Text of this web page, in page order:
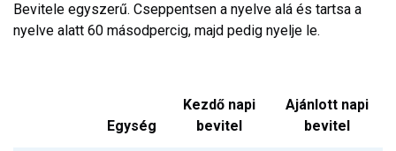
Bevitele egyszerű. Cseppentsen a nyelve alá és tartsa a
nyelve alatt 60 másodpercig, majd pedig nyelje le.
Egység
Kezdő napi
bevitel
Ajánlott napi
bevitel